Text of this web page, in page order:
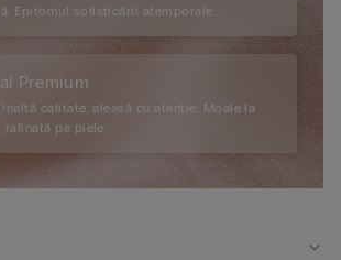
Epitomul sofisticării atemporale.
Premium
înaltă calitate, aleasă cu atenție. Moale la
rafinată pe piele.